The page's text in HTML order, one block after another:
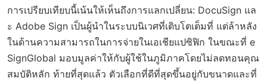
การเปรียบเทียบนี้เน้นให้เห็นถึงการแลกเปลี่ยน: DocuSign แล
ะ Adobe Sign เป็นผู้นำในระบบนิเวศที่เติบโตเต็มที่ แต่ล้าหลัง
ในด้านความสามารถในการจ่ายในเอเชียแปซิฟิก ในขณะที่ e
SignGlobal มอบมูลค่าให้กับผู้ใช้ในภูมิภาคโดยไม่ลดทอนคุณ
สมบัติหลัก ท้ายที่สุดแล้ว ตัวเลือกที่ดีที่สุดขึ้นอยู่กับขนาดและที่